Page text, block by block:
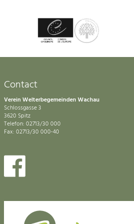
Contact
Verein Welterbegemeinden Wachau
Schlossgasse 3
3620 Spitz
Telefon: 02713/30 000
Fax: 02713/30 000-40